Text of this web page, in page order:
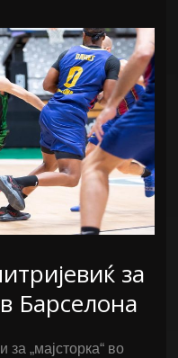
за
Барселона
за „мајсторка“ во